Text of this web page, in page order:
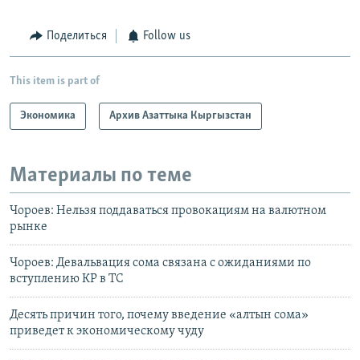
Поделиться Follow us
This item is part of
Экономика Архив Азаттыка Кыргызстан
Материалы по теме
Чороев: Нельзя поддаваться провокациям на валютном
рынке
Чороев: Девальвация сома связана с ожиданиями по
вступлению КР в ТС
Десять причин того, почему введение «алтын сома»
приведет к экономическому чуду